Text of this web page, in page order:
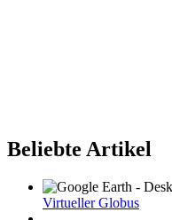
Beliebte Artikel
Virtueller Globus